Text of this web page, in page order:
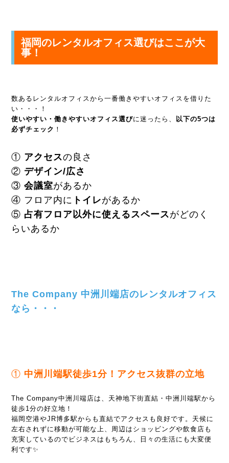
福岡のレンタルオフィス選びはここが大
事！
数あるレンタルオフィスから一番働きやすいオフィスを借りた
い・・・！
使いやすい・働きやすいオフィス選びに迷ったら、
以下の5つは
必ずチェック ！
① アクセスの良さ
② デザイン/広さ
③会議室があるか
④ フロア内に トイレがあるか
⑤ 占有フロア以外に使えるスペースがどのく
らいあるか
The Company 中洲川端店のレンタルオフィス
なら・・・
① 中洲川端駅徒歩1分！アクセス抜群の立地
The Company中洲川端店は、天神地下街直結・中洲川端駅から
徒歩1分の好立地！
福岡空港やJR博多駅からも直結でアクセスも良好です。天候に
左右されずに移動が可能な上、周辺はショッビングや飲食店も
充実しているのでビジネスはもちろん、日々の生活にも大変便
利です✨